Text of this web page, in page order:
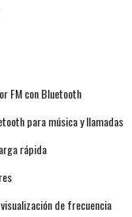
FM con Bluetooth
para música y llamadas
rápida
de frecuencia